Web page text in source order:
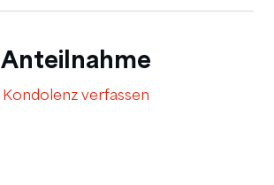
Anteilnahme
Kondolenz verfassen